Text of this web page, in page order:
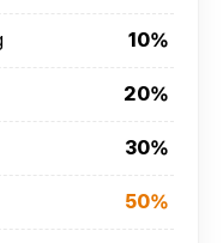
10%
20%
30%
50%